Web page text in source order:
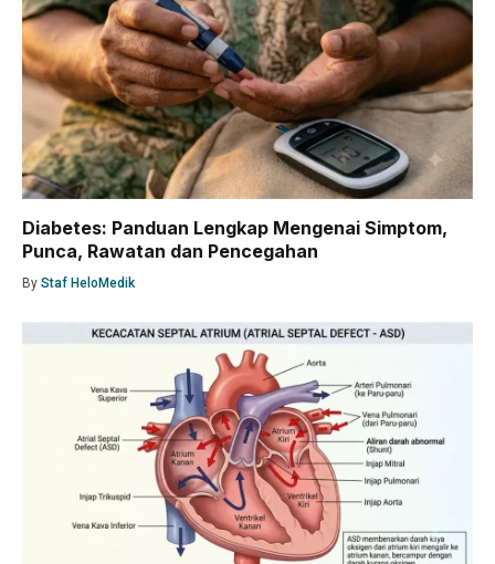
Diabetes: Panduan Lengkap Mengenai Simptom,
Punca, Rawatan dan Pencegahan
By Staf HeloMedik